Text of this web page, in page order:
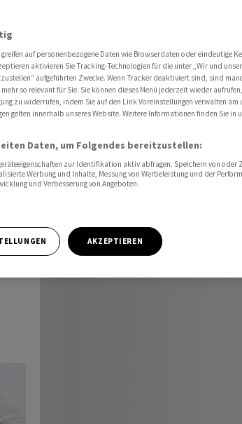
auf personenbezogene Daten wie Browserdaten oder eindeutige
aktivieren Sie Tracking-Technologien für die unter „Wir und
aufgeführten Zwecke. Wenn Tracker deaktiviert sind, sind
so relevant für Sie. Sie können dieses Menü jederzeit wieder
zu widerrufen, indem Sie auf den Link Voreinstellungen verwalten am
gelten innerhalb unseres Website. Weitere Informationen finden Sie in
Daten, um Folgendes bereitzustellen:
zur Identifikation aktiv abfragen. Speichern von oder
Werbung und Inhalte, Messung von Werbeleistung und der
und Verbesserung von Angeboten.
AKZEPTIEREN